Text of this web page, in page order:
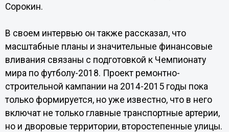
Сорокин.
В своем интервью он также рассказал, что
масштабные планы и значительные финансовые
вливания связаны с подготовкой к Чемпионату
мира по футболу-2018. Проект ремонтно-
строительной кампании на 2014-2015 годы пока
только формируется, но уже известно, что в него
включат не только главные транспортные артерии,
но и дворовые территории, второстепенные улицы.